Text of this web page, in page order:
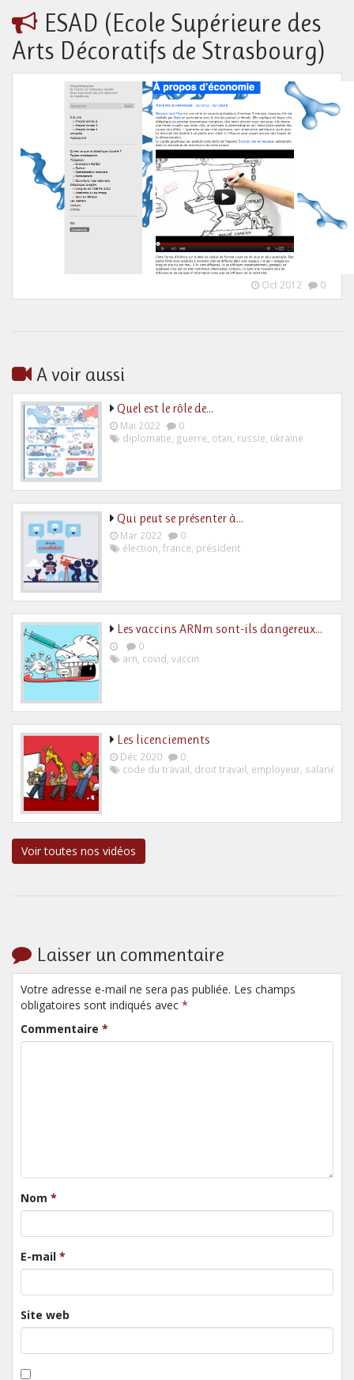
ESAD (Ecole Supérieure des
Arts Décoratifs de Strasbourg)
Oct 2012 0
A voir aussi
Quel est le rôle de…
Mai 2022
0
diplomatie guerre otan russie ukraine
Qui peut se présenter à…
Mar 2022
0
élection france président
Les vaccins ARNm sont-ils dangereux…
0
arn covid vaccin
Les licenciements
Déc 2020
0
code du travail droit travail employeur salarié
Voir toutes nos vidéos
Laisser un commentaire
Votre adresse e-mail ne sera pas publiée. Les champs
obligatoires sont indiqués avec *
Commentaire *
Nom *
E-mail *
Site web